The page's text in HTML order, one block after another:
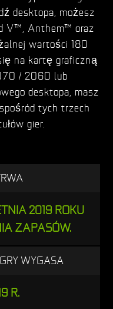
desktopa, możesz
V™, Anthem™ oraz
wartości 180
na kartę graficzną
/ 2060 lub
desktopa, masz
tych trzech
gier.
2019 ROKU
ZAPASÓW.
WYGASA
R.